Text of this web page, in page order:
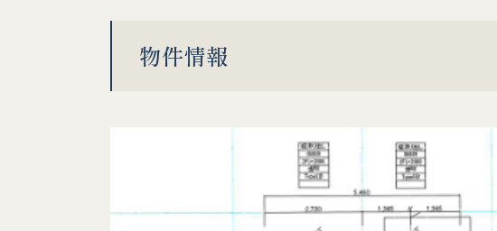
物件情報